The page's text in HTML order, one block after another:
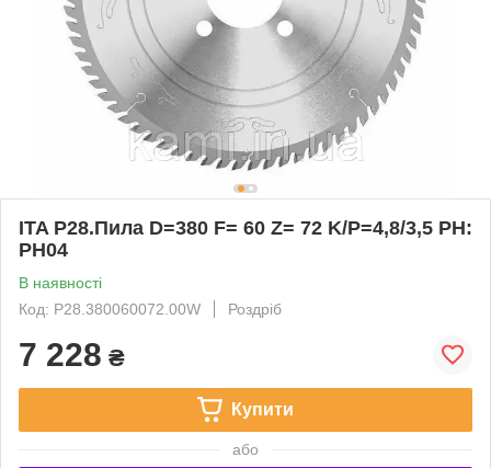
ITA P28.Пила D=380 F= 60 Z= 72 K/P=4,8/3,5 PH:
PH04
В наявності
Код: P28.380060072.00W
Роздріб
7 228 ₴
Купити
або